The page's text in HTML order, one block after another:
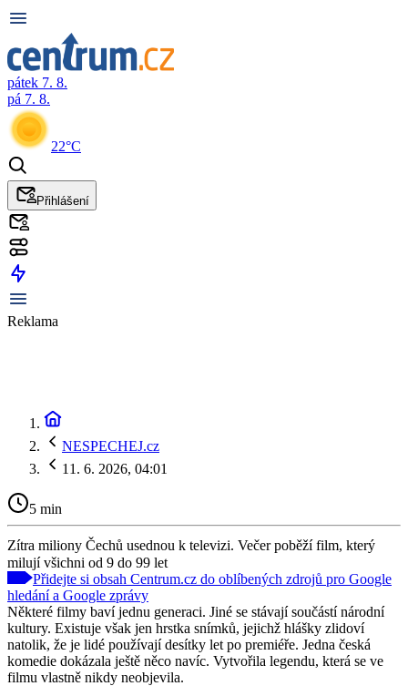
pátek 7. 8.
pá 7. 8.
22°C
Přihlášení
Reklama
NESPECHEJ.cz
11. 6. 2026, 04:01
5 min
Zítra miliony Čechů usednou k televizi. Večer poběží film, který
milují všichni od 9 do 99 let
Přidejte si obsah Centrum.cz do oblíbených zdrojů pro Google
hledání a Google zprávy
Některé filmy baví jednu generaci. Jiné se stávají součástí národní
kultury. Existuje však jen hrstka snímků, jejichž hlášky zlidoví
natolik, že je lidé používají desítky let po premiéře. Jedna česká
komedie dokázala ještě něco navíc. Vytvořila legendu, která se ve
filmu vlastně nikdy neobjevila.